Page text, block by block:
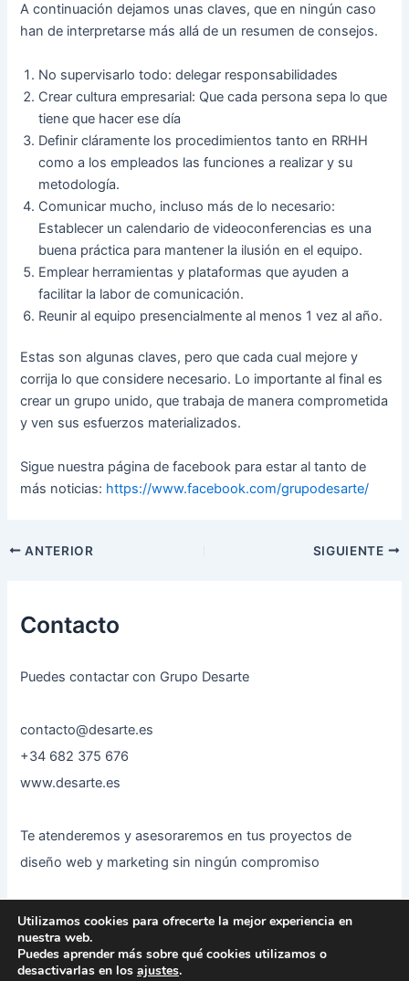
A continuación dejamos unas claves, que en ningún caso
han de interpretarse más allá de un resumen de consejos.
No supervisarlo todo: delegar responsabilidades
Crear cultura empresarial: Que cada persona sepa lo que
tiene que hacer ese día
Definir cláramente los procedimientos tanto en RRHH
como a los empleados las funciones a realizar y su
metodología.
Comunicar mucho, incluso más de lo necesario:
Establecer un calendario de videoconferencias es una
buena práctica para mantener la ilusión en el equipo.
Emplear herramientas y plataformas que ayuden a
facilitar la labor de comunicación.
Reunir al equipo presencialmente al menos 1 vez al año.
Estas son algunas claves, pero que cada cual mejore y
corrija lo que considere necesario. Lo importante al final es
crear un grupo unido, que trabaja de manera comprometida
y ven sus esfuerzos materializados.
Sigue nuestra página de facebook para estar al tanto de
más noticias: https://www.facebook.com/grupodesarte/
ANTERIOR SIGUIENTE
Contacto
Puedes contactar con Grupo Desarte
contacto@desarte.es
+34 682 375 676
www.desarte.es
Te atenderemos y asesoraremos en tus proyectos de
diseño web y marketing sin ningún compromiso
Todos los derechos © 2026 Grupo Desarte | Funciona gracias a
Utilizamos cookies para ofrecerte la mejor experiencia en
nuestra web.
Puedes aprender más sobre qué cookies utilizamos o
desactivarlas en los ajustes.